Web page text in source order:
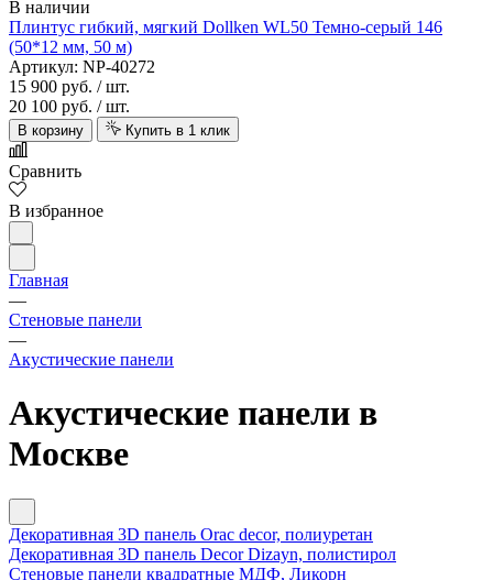
В наличии
Плинтус гибкий, мягкий Dollken WL50 Темно-серый 146
(50*12 мм, 50 м)
Артикул: NP-40272
15 900 руб. / шт.
20 100 руб. / шт.
В корзину Купить в 1 клик
Сравнить
В избранное
Главная
—
Стеновые панели
—
Акустические панели
Акустические панели в
Москве
Декоративная 3D панель Orac decor, полиуретан
Декоративная 3D панель Decor Dizayn, полистирол
Стеновые панели квадратные МДФ, Ликорн